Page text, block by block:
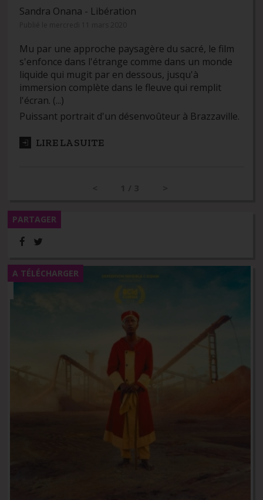
Sandra Onana - Libération
Mu par une approche paysagère du sacré, le film
s'enfonce dans l'étrange comme dans un monde
liquide qui mugit par en dessous, jusqu'à
immersion complète dans le fleuve qui remplit
l'écran. (...)
Puissant portrait d'un désenvoûteur à Brazzaville.
LIRE LA SUITE
PARTAGER
A TÉLÉCHARGER